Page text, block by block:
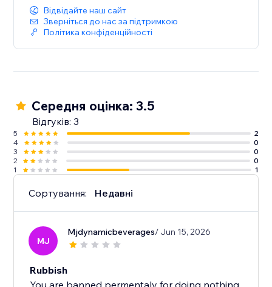
Відвідайте наш сайт
Зверніться до нас за підтримкою
Політика конфіденційності
Середня оцінка: 3.5
Відгуків: 3
5
2
4
0
3
0
2
0
1
1
Сортування: Недавні
MJ
Mjdynamicbeverages/ Jun 15, 2026
Rubbish